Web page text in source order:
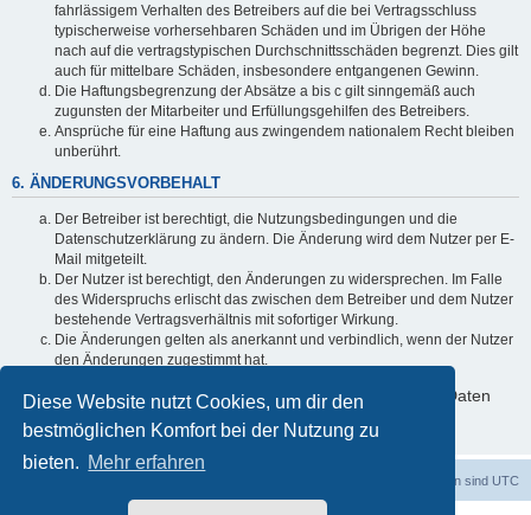
Diese Website nutzt Cookies, um dir den
bestmöglichen Komfort bei der Nutzung zu
bieten. Mehr erfahren
fahrlässigem Verhalten des Betreibers auf die bei Vertragsschluss
typischerweise vorhersehbaren Schäden und im Übrigen der Höhe
nach auf die vertragstypischen Durchschnittsschäden begrenzt. Dies gilt
auch für mittelbare Schäden, insbesondere entgangenen Gewinn.
Die Haftungsbegrenzung der Absätze a bis c gilt sinngemäß auch
zugunsten der Mitarbeiter und Erfüllungsgehilfen des Betreibers.
Ansprüche für eine Haftung aus zwingendem nationalem Recht bleiben
unberührt.
6. ÄNDERUNGSVORBEHALT
Der Betreiber ist berechtigt, die Nutzungsbedingungen und die
Datenschutzerklärung zu ändern. Die Änderung wird dem Nutzer per E-
Mail mitgeteilt.
Der Nutzer ist berechtigt, den Änderungen zu widersprechen. Im Falle
des Widerspruchs erlischt das zwischen dem Betreiber und dem Nutzer
bestehende Vertragsverhältnis mit sofortiger Wirkung.
Die Änderungen gelten als anerkannt und verbindlich, wenn der Nutzer
den Änderungen zugestimmt hat.
Informationen über den Umgang mit deinen persönlichen Daten
sind in der Datenschutzerklärung enthalten.
Alle Zeiten sind UTC